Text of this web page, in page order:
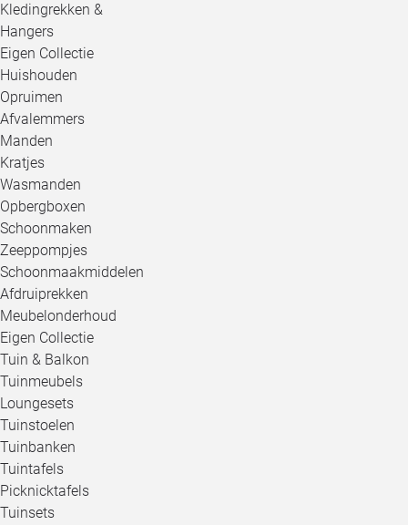
Kledingrekken &
Hangers
Eigen Collectie
Huishouden
Opruimen
Afvalemmers
Manden
Kratjes
Wasmanden
Opbergboxen
Schoonmaken
Zeeppompjes
Schoonmaakmiddelen
Afdruiprekken
Meubelonderhoud
Eigen Collectie
Tuin & Balkon
Tuinmeubels
Loungesets
Tuinstoelen
Tuinbanken
Tuintafels
Picknicktafels
Tuinsets